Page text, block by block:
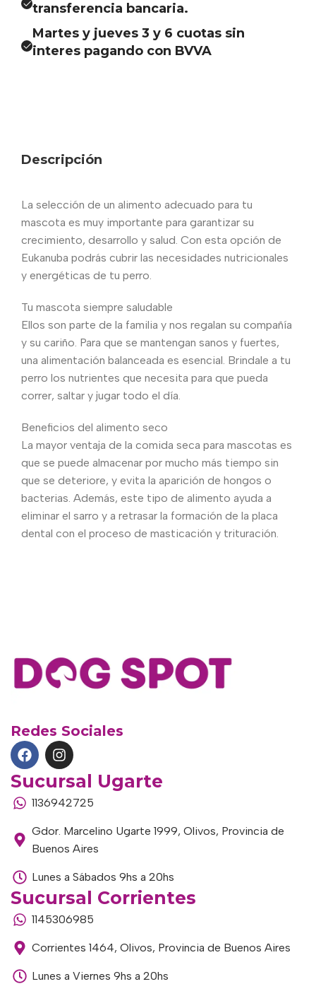
transferencia bancaria.
Martes y jueves 3 y 6 cuotas sin
interes pagando con BVVA
Descripción
La selección de un alimento adecuado para tu
mascota es muy importante para garantizar su
crecimiento, desarrollo y salud. Con esta opción de
Eukanuba podrás cubrir las necesidades nutricionales
y energéticas de tu perro.
Tu mascota siempre saludable
Ellos son parte de la familia y nos regalan su compañía
y su cariño. Para que se mantengan sanos y fuertes,
una alimentación balanceada es esencial. Brindale a tu
perro los nutrientes que necesita para que pueda
correr, saltar y jugar todo el día.
Beneficios del alimento seco
La mayor ventaja de la comida seca para mascotas es
que se puede almacenar por mucho más tiempo sin
que se deteriore, y evita la aparición de hongos o
bacterias. Además, este tipo de alimento ayuda a
eliminar el sarro y a retrasar la formación de la placa
dental con el proceso de masticación y trituración.
Redes Sociales
Sucursal Ugarte
1136942725
Gdor. Marcelino Ugarte 1999, Olivos, Provincia de
Buenos Aires
Lunes a Sábados 9hs a 20hs
Sucursal Corrientes
1145306985
Corrientes 1464, Olivos, Provincia de Buenos Aires
Lunes a Viernes 9hs a 20hs